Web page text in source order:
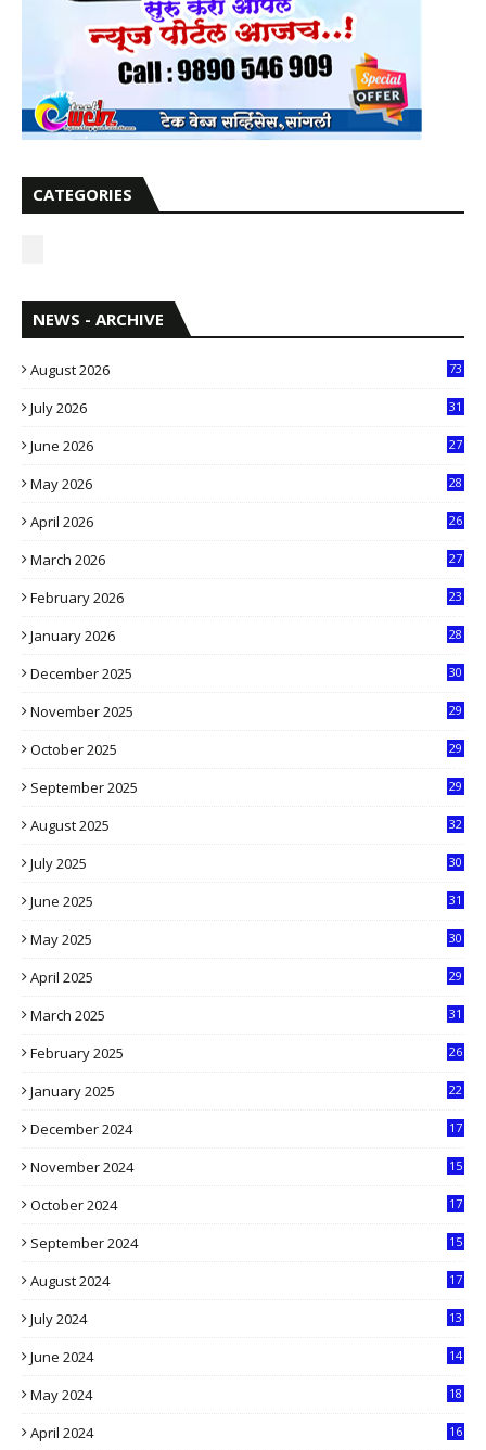
CATEGORIES
NEWS - ARCHIVE
August 2026 73
July 2026
31
June 2026
27
May 2026
28
April 2026
26
March 2026
27
February 2026
23
January 2026
28
December 2025
30
November 2025
29
October 2025
29
September 2025
29
August 2025
32
July 2025
30
June 2025
31
May 2025
30
April 2025
29
March 2025
31
February 2025
26
January 2025
22
December 2024
17
November 2024
15
October 2024
17
September 2024
15
August 2024
17
July 2024
13
June 2024
14
May 2024
18
April 2024
16